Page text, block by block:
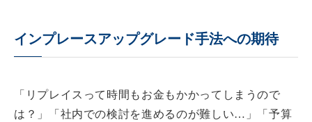
インプレースアップグレード手法への期待
「リプレイスって時間もお金もかかってしまうので
は？」「社内での検討を進めるのが難しい…」「予算